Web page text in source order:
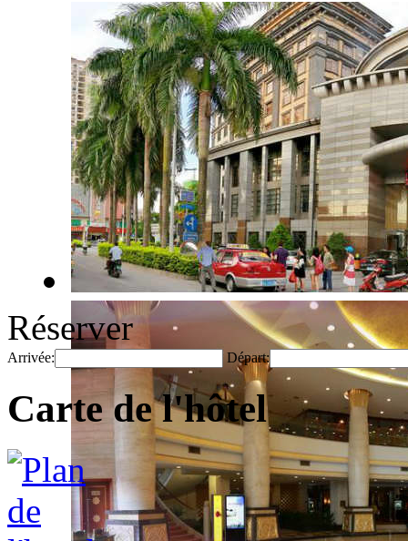
Réserver
Arrivée: Départ:
Carte de l'hôtel